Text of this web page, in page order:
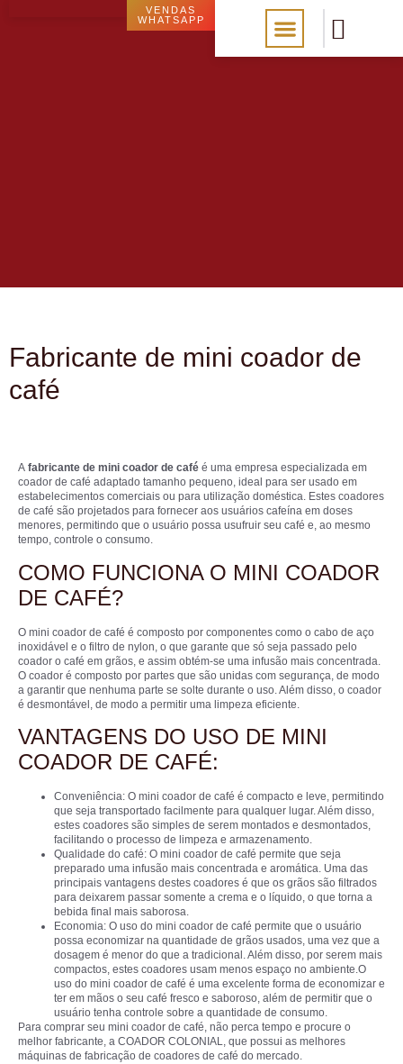
VENDAS
WHATSAPP
Fabricante de mini coador de
café
A fabricante de mini coador de café é uma empresa especializada em
coador de café adaptado tamanho pequeno, ideal para ser usado em
estabelecimentos comerciais ou para utilização doméstica. Estes coadores
de café são projetados para fornecer aos usuários cafeína em doses
menores, permitindo que o usuário possa usufruir seu café e, ao mesmo
tempo, controle o consumo.
COMO FUNCIONA O MINI COADOR
DE CAFÉ?
O mini coador de café é composto por componentes como o cabo de aço
inoxidável e o filtro de nylon, o que garante que só seja passado pelo
coador o café em grãos, e assim obtém-se uma infusão mais concentrada.
O coador é composto por partes que são unidas com segurança, de modo
a garantir que nenhuma parte se solte durante o uso. Além disso, o coador
é desmontável, de modo a permitir uma limpeza eficiente.
VANTAGENS DO USO DE MINI
COADOR DE CAFÉ:
Conveniência: O mini coador de café é compacto e leve, permitindo
que seja transportado facilmente para qualquer lugar. Além disso,
estes coadores são simples de serem montados e desmontados,
facilitando o processo de limpeza e armazenamento.
Qualidade do café: O mini coador de café permite que seja
preparado uma infusão mais concentrada e aromática. Uma das
principais vantagens destes coadores é que os grãos são filtrados
para deixarem passar somente a crema e o líquido, o que torna a
bebida final mais saborosa.
Economia: O uso do mini coador de café permite que o usuário
possa economizar na quantidade de grãos usados, uma vez que a
dosagem é menor do que a tradicional. Além disso, por serem mais
compactos, estes coadores usam menos espaço no ambiente.O
uso do mini coador de café é uma excelente forma de economizar e
ter em mãos o seu café fresco e saboroso, além de permitir que o
usuário tenha controle sobre a quantidade de consumo.
Para comprar seu mini coador de café, não perca tempo e procure o
melhor fabricante, a COADOR COLONIAL, que possui as melhores
máquinas de fabricação de coadores de café do mercado.